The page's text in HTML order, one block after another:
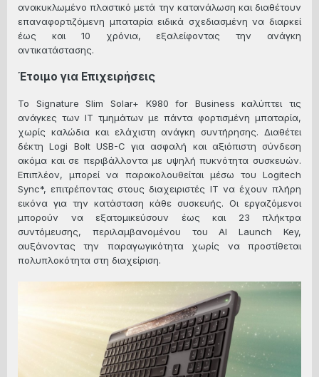
ανακυκλωμένο πλαστικό μετά την κατανάλωση και διαθέτουν
επαναφορτιζόμενη μπαταρία ειδικά σχεδιασμένη να διαρκεί
έως και 10 χρόνια, εξαλείφοντας την ανάγκη
αντικατάστασης.
Έτοιμο για Επιχειρήσεις
Το Signature Slim Solar+ K980 for Business καλύπτει τις
ανάγκες των IT τμημάτων με πάντα φορτισμένη μπαταρία,
χωρίς καλώδια και ελάχιστη ανάγκη συντήρησης. Διαθέτει
δέκτη Logi Bolt USB-C για ασφαλή και αξιόπιστη σύνδεση
ακόμα και σε περιβάλλοντα με υψηλή πυκνότητα συσκευών.
Επιπλέον, μπορεί να παρακολουθείται μέσω του Logitech
Sync*, επιτρέποντας στους διαχειριστές IT να έχουν πλήρη
εικόνα για την κατάσταση κάθε συσκευής. Οι εργαζόμενοι
μπορούν να εξατομικεύσουν έως και 23 πλήκτρα
συντόμευσης, περιλαμβανομένου του AI Launch Key,
αυξάνοντας την παραγωγικότητα χωρίς να προστίθεται
πολυπλοκότητα στη διαχείριση.